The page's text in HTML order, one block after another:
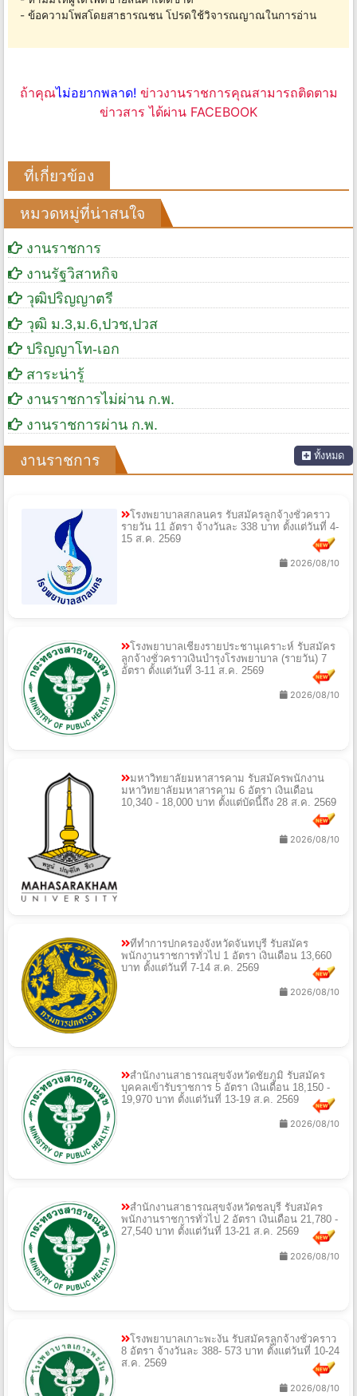
- ข้อความโพสโดยสาธารณชน โปรดใช้วิจารณญาณในการอ่าน
ถ้าคุณไม่อยากพลาด! ข่าวงานราชการคุณสามารถติดตาม
ข่าวสาร ได้ผ่าน FACEBOOK
ที่เกี่ยวข้อง
หมวดหมู่ที่น่าสนใจ
งานราชการ
งานรัฐวิสาหกิจ
วุฒิปริญญาตรี
วุฒิ ม.3,ม.6,ปวช,ปวส
ปริญญาโท-เอก
สาระน่ารู้
งานราชการไม่ผ่าน ก.พ.
งานราชการผ่าน ก.พ.
งานราชการ ทั้งหมด
โรงพยาบาลสกลนคร รับสมัครลูกจ้างชั่วคราว
รายวัน 11 อัตรา จ้างวันละ 338 บาท ตั้งแต่วันที่ 4-
15 ส.ค. 2569
2026/08/10
โรงพยาบาลเชียงรายประชานุเคราะห์ รับสมัคร
ลูกจ้างชั่วคราวเงินบำรุงโรงพยาบาล (รายวัน) 7
อัตรา ตั้งแต่วันที่ 3-11 ส.ค. 2569
2026/08/10
มหาวิทยาลัยมหาสารคาม รับสมัครพนักงาน
มหาวิทยาลัยมหาสารคาม 6 อัตรา เงินเดือน
10,340 - 18,000 บาท ตั้งแต่บัดนี้ถึง 28 ส.ค. 2569
2026/08/10
ที่ทำการปกครองจังหวัดจันทบุรี รับสมัคร
พนักงานราชการทั่วไป 1 อัตรา เงินเดือน 13,660
บาท ตั้งแต่วันที่ 7-14 ส.ค. 2569
2026/08/10
สำนักงานสาธารณสุขจังหวัดชัยภูมิ รับสมัคร
บุคคลเข้ารับราชการ 5 อัตรา เงินเดือน 18,150 -
19,970 บาท ตั้งแต่วันที่ 13-19 ส.ค. 2569
2026/08/10
สำนักงานสาธารณสุขจังหวัดชลบุรี รับสมัคร
พนักงานราชการทั่วไป 2 อัตรา เงินเดือน 21,780 -
27,540 บาท ตั้งแต่วันที่ 13-21 ส.ค. 2569
2026/08/10
โรงพยาบาลเกาะพะงัน รับสมัครลูกจ้างชั่วคราว
8 อัตรา จ้างวันละ 388- 573 บาท ตั้งแต่วันที่ 10-24
ส.ค. 2569
2026/08/10